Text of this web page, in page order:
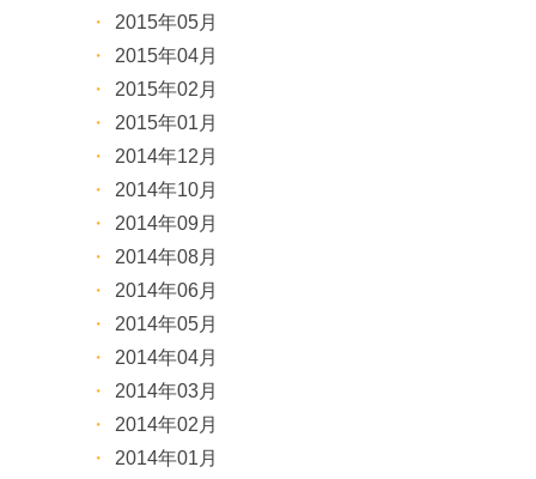
2015年05月
2015年04月
2015年02月
2015年01月
2014年12月
2014年10月
2014年09月
2014年08月
2014年06月
2014年05月
2014年04月
2014年03月
2014年02月
2014年01月